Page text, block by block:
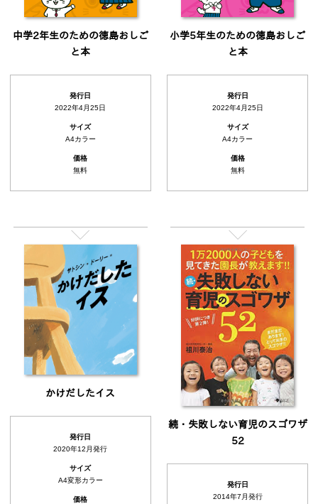
中学2年生のための徳島おしご
と本
発行日
2022年4月25日
サイズ
A4カラー
価格
無料
小学5年生のための徳島おしご
と本
発行日
2022年4月25日
サイズ
A4カラー
価格
無料
かけだしたイス
発行日
2020年12月発行
サイズ
A4変形カラー
価格
続・失敗しない育児のスゴワザ
52
発行日
2014年7月発行